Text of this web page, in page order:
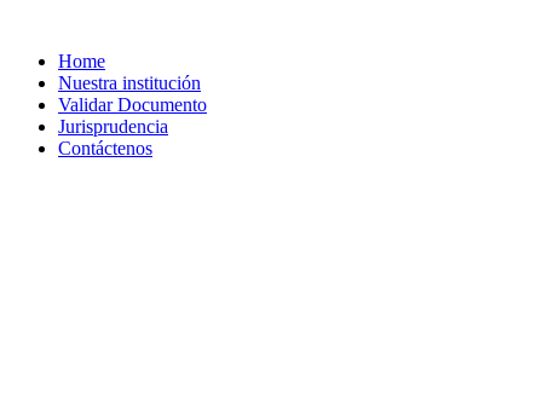
Home
Nuestra institución
Validar Documento
Jurisprudencia
Contáctenos